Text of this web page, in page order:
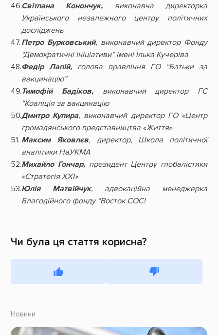
Світлана Конончук, виконавча директорка
Українського незалежного центру політичних
досліджень
Петро Бурковський, виконавчий директор Фонду
“Демократичні ініціативи” імені Ілька Кучеріва
Федір Лапій,голова правління ГО “Батьки за
вакцинацію”
Тимофій Бадіков,виконавчий директор ГС
“Коаліція за вакцинацію
Дмитро Купира, виконавчий директор ГО «Центр
громадянського представництва «Життя»
Максим Яковлєв, директор, Школа політичної
аналітики НаУКМА
Михайло Гончар, президент Центру глобалістики
«Стратегія ХХІ»
Юлія Матвійчук, адвокаційна менеджерка
Благодійного фонду “Восток СОС!
Чи була ця стаття корисна?
Новини